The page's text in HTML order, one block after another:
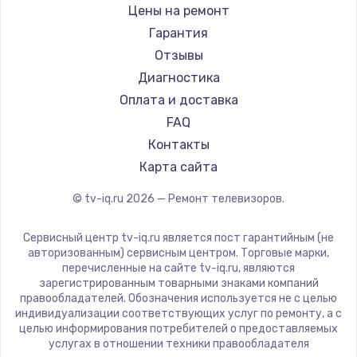
Замена видеокарты
1600 руб.
Ремонт разъема питания
880 руб.
Заказать
Замена видеочипа
Заказать
Замена северного моста
2600 руб.
Заказать
Daewoo
Centek
Telefunken
Hyundai
Doffler
Hiper
Grundig
HITACHI
Yandex
National
iFFALCON
Tuvio
Nord
Цены на ремонт
Гарантия
Отзывы
Диагностика
Оплата и доставка
FAQ
Контакты
Карта сайта
© tv-iq.ru 2026 — Ремонт телевизоров.
Сервисный центр tv-iq.ru является пост гарантийным (не
авторизованным) сервисным центром. Торговые марки,
перечисленные на сайте tv-iq.ru, являются
зарегистрированным товарными знаками компаний
правообладателей. Обозначения используется не с целью
индивидуализации соответствующих услуг по ремонту, а с
целью информирования потребителей о предоставляемых
услугах в отношении техники правообладателя